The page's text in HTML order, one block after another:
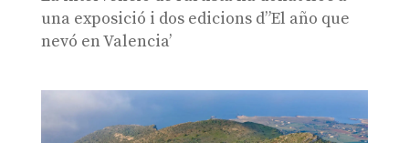
una exposició i dos edicions d”El año que
nevó en Valencia’